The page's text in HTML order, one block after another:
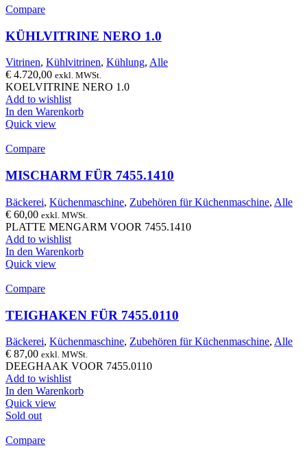
Compare
KÜHLVITRINE NERO 1.0
Vitrinen, Kühlvitrinen, Kühlung, Alle
€ 4.720,00 exkl. MWSt.
KOELVITRINE NERO 1.0
Add to wishlist
In den Warenkorb
Quick view
Compare
MISCHARM FÜR 7455.1410
Bäckerei, Küchenmaschine, Zubehören für Küchenmaschine, Alle
€ 60,00 exkl. MWSt.
PLATTE MENGARM VOOR 7455.1410
Add to wishlist
In den Warenkorb
Quick view
Compare
TEIGHAKEN FÜR 7455.0110
Bäckerei, Küchenmaschine, Zubehören für Küchenmaschine, Alle
€ 87,00 exkl. MWSt.
DEEGHAAK VOOR 7455.0110
Add to wishlist
In den Warenkorb
Quick view
Sold out
Compare